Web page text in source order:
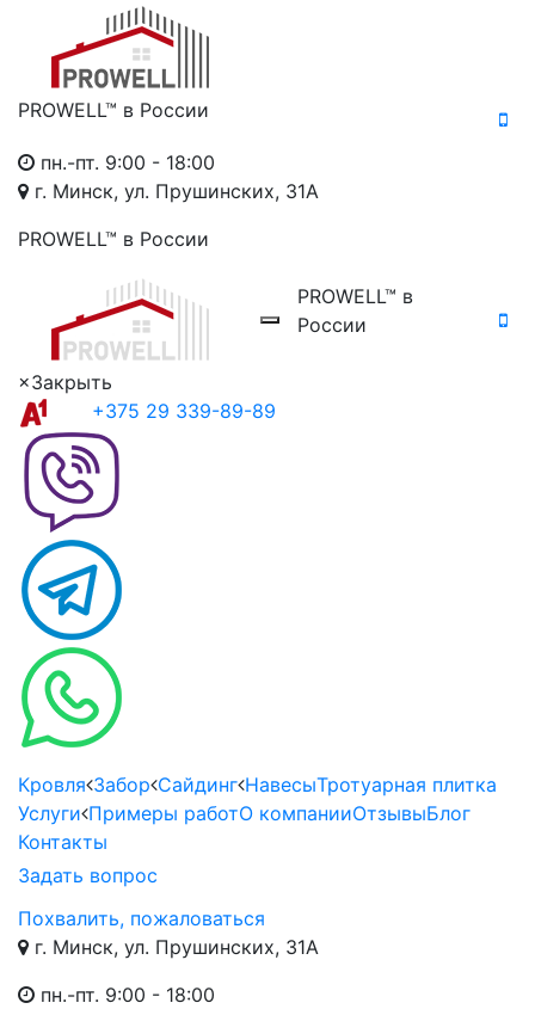
PROWELL™ в России
пн.-пт. 9:00 - 18:00
г. Минск, ул. Прушинских, 31А
PROWELL™ в России
PROWELL™ в
России
×Закрыть
+375 29 339-89-89
Кровля Забор Сайдинг НавесыТротуарная плитка
Услуги Примеры работО компанииОтзывыБлог
Контакты
Задать вопрос
Похвалить, пожаловаться
г. Минск, ул. Прушинских, 31А
пн.-пт. 9:00 - 18:00